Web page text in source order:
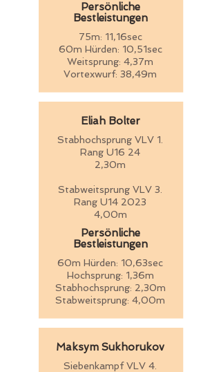
Persönliche
Bestleistungen
75m: 11,16sec
60m Hürden: 10,51sec
Weitsprung: 4,37m
Vortexwurf: 38,49m
Eliah Bolter
Stabhochsprung VLV 1.
Rang U16 24
2,30m
Stabweitsprung VLV 3.
Rang U14 2023
4,00m
Persönliche
Bestleistungen
60m Hürden: 10,63sec
Hochsprung: 1,36m
Stabhochsprung: 2,30m
Stabweitsprung: 4,00m
Maksym Sukhorukov
Siebenkampf VLV 4.